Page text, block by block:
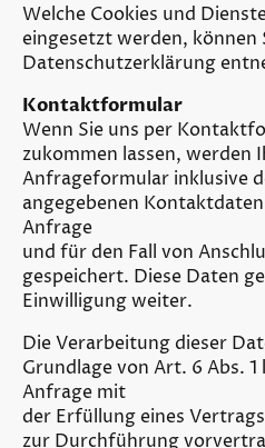
Welche Cookies und
eingesetzt werden, können
Datenschutzerklärung
Kontaktformular
Wenn Sie uns per
zukommen lassen, werden
Anfrageformular inklusive
angegebenen
Anfrage
und für den Fall von
gespeichert. Diese Daten
Einwilligung weiter.
Die Verarbeitung dieser
Grundlage von Art. 6 Abs.
Anfrage mit
der Erfüllung eines
zur Durchführung